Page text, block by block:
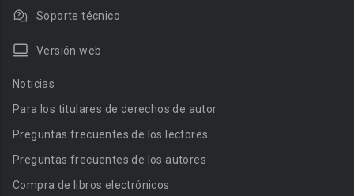
Soporte técnico
Versión web
Noticias
Para los titulares de derechos de autor
Preguntas frecuentes de los lectores
Preguntas frecuentes de los autores
Compra de libros electrónicos